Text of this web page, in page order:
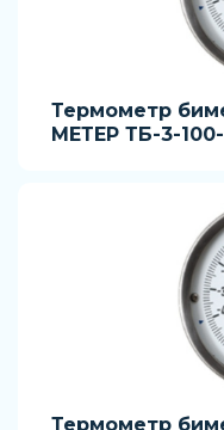
Термометр
МЕТЕР ТБ-3-
Термометр